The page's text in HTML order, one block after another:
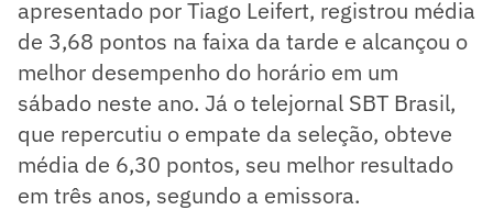
apresentado por Tiago Leifert, registrou média
de 3,68 pontos na faixa da tarde e alcançou o
melhor desempenho do horário em um
sábado neste ano. Já o telejornal SBT Brasil,
que repercutiu o empate da seleção, obteve
média de 6,30 pontos, seu melhor resultado
em três anos, segundo a emissora.